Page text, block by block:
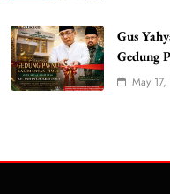
Gus
Gedung
May